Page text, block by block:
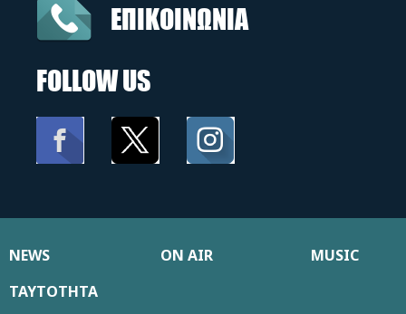
ΕΠΙΚΟΙΝΩΝΙΑ
FOLLOW US
NEWS ON AIR
MUSIC
ΤΑΥΤΟΤΗΤΑ